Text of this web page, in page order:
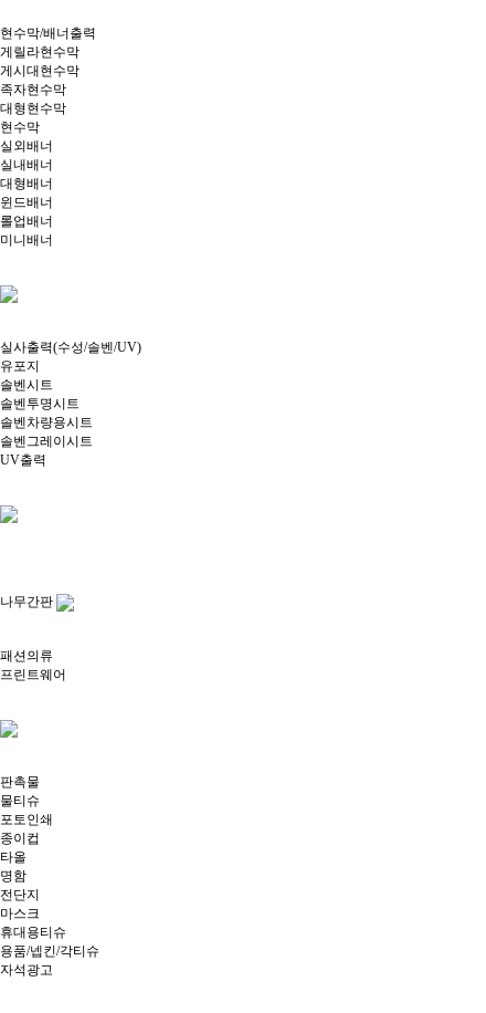
현수막/배너출력
게릴라현수막
게시대현수막
족자현수막
대형현수막
현수막
실외배너
실내배너
대형배너
윈드배너
롤업배너
미니배너
실사출력(수성/솔벤/UV)
유포지
솔벤시트
솔벤투명시트
솔벤차량용시트
솔벤그레이시트
UV출력
나무간판
패션의류
프린트웨어
판촉물
물티슈
포토인쇄
종이컵
타올
명함
전단지
마스크
휴대용티슈
용품/넵킨/각티슈
자석광고